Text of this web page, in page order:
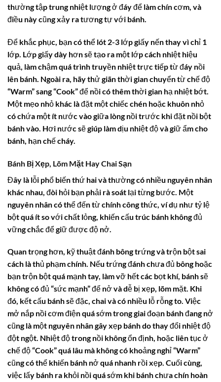
thường tập trung nhiệt lượng ở đáy để làm chín cơm, và
điều này cũng xảy ra tương tự với bánh.
Để khắc phục, bạn có thể lót 2-3 lớp giấy nến thay vì chỉ 1
lớp. Lớp giấy dày hơn sẽ tạo ra một lớp cách nhiệt hiệu
quả, làm chậm quá trình truyền nhiệt trực tiếp từ đáy nồi
lên bánh. Ngoài ra, hãy thử giãn thời gian chuyển từ chế độ
“Warm” sang “Cook” để nồi có thêm thời gian hạ nhiệt bớt.
Một mẹo nhỏ khác là đặt một chiếc chén hoặc khuôn nhỏ
có chứa một ít nước vào giữa lòng nồi trước khi đặt nồi bột
bánh vào. Hơi nước sẽ giúp làm dịu nhiệt độ và giữ ẩm cho
bánh, hạn chế cháy.
Bánh Bị Xẹp, Lõm Mặt Hay Chai Sạn
Đây là lỗi phổ biến thứ hai và thường có nhiều nguyên nhân
khác nhau, đòi hỏi bạn phải rà soát lại từng bước. Một
nguyên nhân có thể đến từ chính công thức, ví dụ như tỷ lệ
bột quá ít so với chất lỏng, khiến cấu trúc bánh không đủ
vững chắc để giữ được độ nở.
Quan trọng hơn, kỹ thuật đánh bông trứng và trộn bột sai
cách là thủ phạm chính. Nếu trứng đánh chưa đủ bông hoặc
bạn trộn bột quá mạnh tay, làm vỡ hết các bọt khí, bánh sẽ
không có đủ “sức mạnh” để nở và dễ bị xẹp, lõm mặt. Khi
đó, kết cấu bánh sẽ đặc, chai và có nhiều lỗ rỗng to. Việc
mở nắp nồi cơm điện quá sớm trong giai đoạn bánh đang nở
cũng là một nguyên nhân gây xẹp bánh do thay đổi nhiệt độ
đột ngột. Nhiệt độ trong nồi không ổn định, hoặc liên tục ở
chế độ “Cook” quá lâu mà không có khoảng nghỉ “Warm”
cũng có thể khiến bánh nở quá nhanh rồi xẹp. Cuối cùng,
việc lấy bánh ra khỏi nồi quá sớm khi bánh chưa chín hoàn